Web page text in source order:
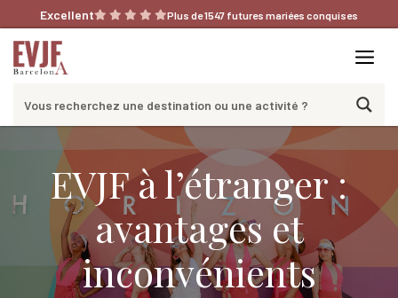
au
contenu
Excellent Plus de 1547 futures mariées conquises
EVJF à l’étranger :
avantages et
inconvénients